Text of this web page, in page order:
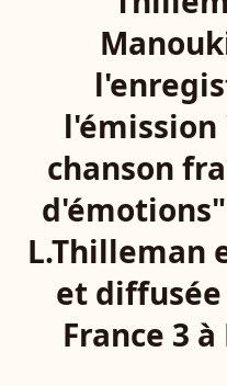
l'émission
chanson
L.Thilleman
et
France 3